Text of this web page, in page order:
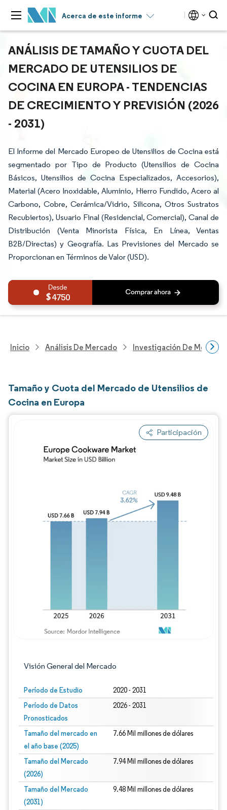
Acerca de este informe
ANÁLISIS DE TAMAÑO Y CUOTA DEL
MERCADO DE UTENSILIOS DE
COCINA EN EUROPA - TENDENCIAS
DE CRECIMIENTO Y PREVISIÓN (2026
- 2031)
El Informe del Mercado Europeo de Utensilios de Cocina está
segmentado por Tipo de Producto (Utensilios de Cocina
Básicos, Utensilios de Cocina Especializados, Accesorios),
Material (Acero Inoxidable, Aluminio, Hierro Fundido, Acero al
Carbono, Cobre, Cerámica/Vidrio, Silicona, Otros Sustratos
Recubiertos), Usuario Final (Residencial, Comercial), Canal de
Distribución (Venta Minorista Física, En Línea, Ventas
B2B/Directas) y Geografía. Las Previsiones del Mercado se
Proporcionan en Términos de Valor (USD).
4750
Inicio Análisis De Mercado Investigación De Mejoras
Tamaño y Cuota del Mercado de Utensilios de
Cocina en Europa
Participación
Visión General del Mercado
Período de Estudio 2020 - 2031
Período de Datos
Pronosticados
2026 - 2031
Tamaño del mercado en
el año base (2025)
7.66 Mil millones de dólares
Tamaño del Mercado
(2026)
7.94 Mil millones de dólares
Tamaño del Mercado
(2031)
9.48 Mil millones de dólares